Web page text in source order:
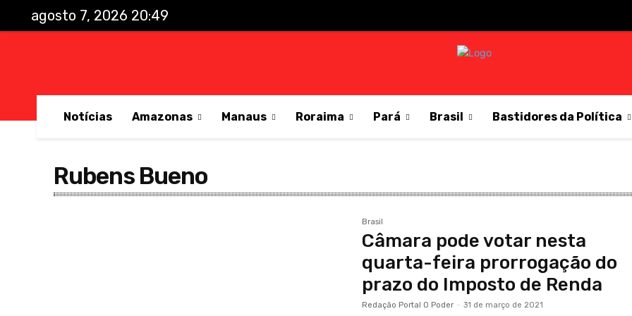
agosto 7, 2026 20:49
Notícias Amazonas Manaus Roraima Pará Brasil Bastidores da Política
Rubens Bueno
Brasil
Câmara pode votar nesta
quarta-feira prorrogação do
prazo do Imposto de Renda
Redação Portal O Poder - 31 de março de 2021